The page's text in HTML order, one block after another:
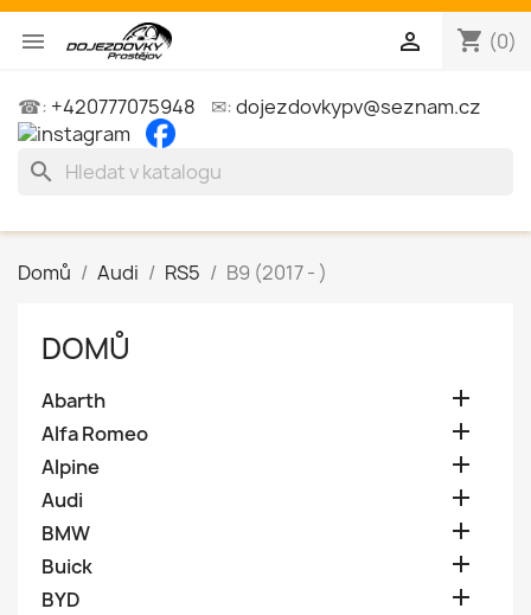
 shopping_cart (0)

☎: +420777075948 ✉:dojezdovkypv@seznam.cz
search
Domů Audi RS5 B9 (2017 - )
DOMŮ
Abarth 
Alfa Romeo 
Alpine 
Audi 
BMW 
Buick 
BYD 